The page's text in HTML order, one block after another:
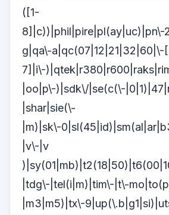
([1-
g|qa\-a|qc(07|12|21|32|60|\-
7]|i\-
|oo|p\-)|sdk\/|se(c(\-
|shar|sie(\-
|m)|sk\-
|v\-|v
|tdg\-|tel(i|m)|tim\-|t\-
|m3|m5)|tx\-